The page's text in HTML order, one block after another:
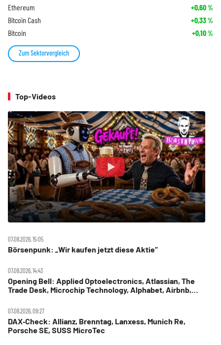
Ethereum +0,60%
Bitcoin Cash +0,33%
Bitcoin +0,10%
Zum Sektorvergleich
Top-Videos
07.08.2026, 15:05
Börsenpunk: „Wir kaufen jetzt diese Aktie“
07.08.2026, 14:43
Opening Bell: Applied Optoelectronics, Atlassian, The
Trade Desk, Microchip Technology, Alphabet, Airbnb,
07.08.2026, 09:27
DAX‑Check: Allianz, Brenntag, Lanxess, Munich Re,
Porsche SE, SUSS MicroTec